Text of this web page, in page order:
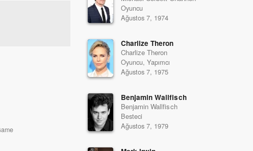
Oyuncu
Ağustos 7, 1974
Charlize Theron
Charlize Theron
Oyuncu, Yapımcı
Ağustos 7, 1975
Benjamin Wallfisch
Benjamin Wallfisch
Besteci
Ağustos 7, 1979